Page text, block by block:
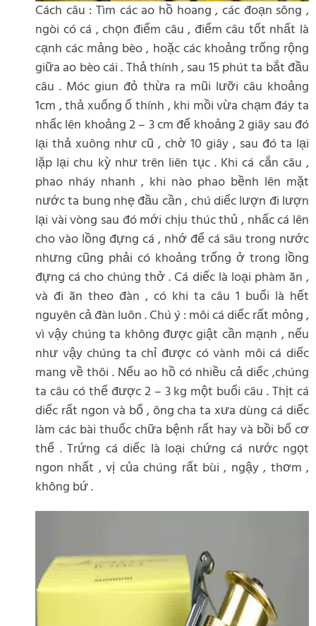
Cách câu : Tìm các ao hồ hoang , các đoạn sông ,
ngòi có cá , chọn điểm câu , điểm câu tốt nhất là
cạnh các mảng bèo , hoặc các khoảng trống rộng
giữa ao bèo cái . Thả thính , sau 15 phút ta bắt đầu
câu . Móc giun đỏ thừa ra mũi lưỡi câu khoảng
1cm , thả xuống ổ thính , khi mồi vừa chạm đáy ta
nhấc lên khoảng 2 – 3 cm để khoảng 2 giây sau đó
lại thả xuông như cũ , chờ 10 giây , sau đó ta lại
lặp lại chu kỳ như trên liên tục . Khi cá cắn câu ,
phao nháy nhanh , khi nào phao bềnh lên mặt
nước ta bung nhẹ đầu cần , chú diếc lượn đi lượn
lại vài vòng sau đó mới chịu thúc thủ , nhấc cá lên
cho vào lồng đựng cá , nhớ để cá sâu trong nước
nhưng cũng phải có khoảng trống ở trong lồng
đựng cá cho chúng thở . Cá diếc là loại phàm ăn ,
và đi ăn theo đàn , có khi ta câu 1 buổi là hết
nguyên cả đàn luôn . Chú ý : môi cá diếc rất mỏng ,
vì vậy chúng ta không được giật cần mạnh , nếu
như vậy chúng ta chỉ được có vành môi cá diếc
mang về thôi . Nếu ao hồ có nhiều cả diếc ,chúng
ta câu có thể được 2 – 3 kg một buổi câu . Thịt cá
diếc rất ngon và bổ , ông cha ta xưa dùng cá diếc
làm các bài thuốc chữa bệnh rất hay và bồi bổ cơ
thể . Trứng cá diếc là loại chứng cá nước ngọt
ngon nhất , vị của chúng rất bùi , ngậy , thơm ,
không bứ .